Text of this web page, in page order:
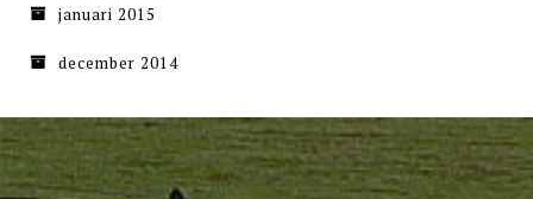
januari 2015
december 2014